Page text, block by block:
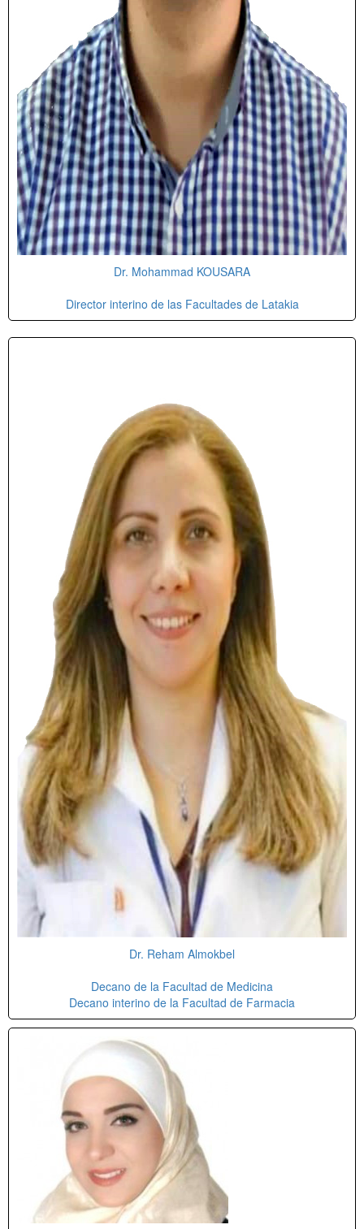
Dr. Mohammad KOUSARA
Director interino de las Facultades de Latakia
Dr. Reham Almokbel
Decano de la Facultad de Medicina
Decano interino de la Facultad de Farmacia